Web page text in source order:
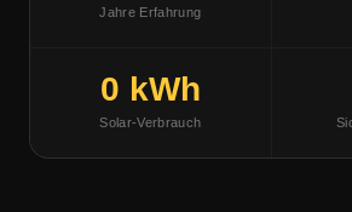
Jahre Erfahrung
0 kWh
Solar-Verbrauch